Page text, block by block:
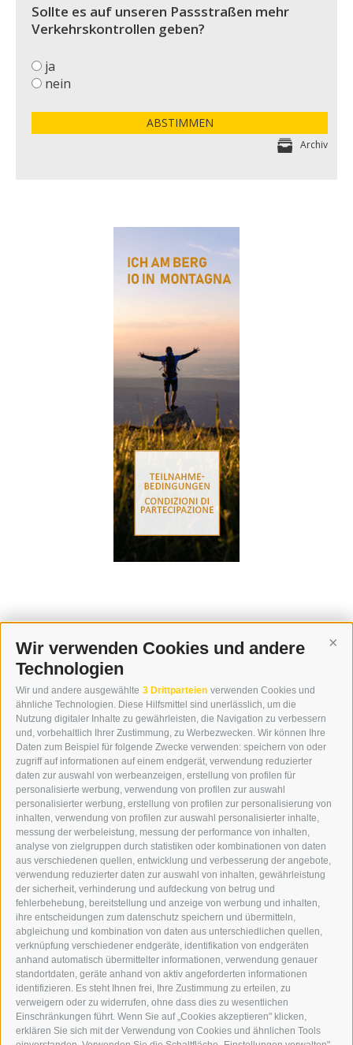
Wir verwenden Cookies und andere
Technologien
Wir und andere ausgewählte 3 Drittparteien verwenden Cookies und
ähnliche Technologien. Diese Hilfsmittel sind unerlässlich, um die
Nutzung digitaler Inhalte zu gewährleisten, die Navigation zu verbessern
und, vorbehaltlich Ihrer Zustimmung, zu Werbezwecken. Wir können Ihre
Daten zum Beispiel für folgende Zwecke verwenden: speichern von oder
zugriff auf informationen auf einem endgerät, verwendung reduzierter
daten zur auswahl von werbeanzeigen, erstellung von profilen für
personalisierte werbung, verwendung von profilen zur auswahl
personalisierter werbung, erstellung von profilen zur personalisierung von
inhalten, verwendung von profilen zur auswahl personalisierter inhalte,
messung der werbeleistung, messung der performance von inhalten,
analyse von zielgruppen durch statistiken oder kombinationen von daten
aus verschiedenen quellen, entwicklung und verbesserung der angebote,
verwendung reduzierter daten zur auswahl von inhalten, gewährleistung
der sicherheit, verhinderung und aufdeckung von betrug und
fehlerbehebung, bereitstellung und anzeige von werbung und inhalten,
ihre entscheidungen zum datenschutz speichern und übermitteln,
abgleichung und kombination von daten aus unterschiedlichen quellen,
verknüpfung verschiedener endgeräte, identifikation von endgeräten
anhand automatisch übermittelter informationen, verwendung genauer
standortdaten, geräte anhand von aktiv angeforderten informationen
identifizieren. Es steht Ihnen frei, Ihre Zustimmung zu erteilen, zu
verweigern oder zu widerrufen, ohne dass dies zu wesentlichen
Einschränkungen führt. Wenn Sie auf „Cookies akzeptieren" klicken,
erklären Sie sich mit der Verwendung von Cookies und ähnlichen Tools
Sollte es auf unseren Passstraßen mehr
Verkehrskontrollen geben?
ja
nein
ABSTIMMEN
Archiv
KONTAKT
WIPP-MEDIA GMBH
DER ERKER
NEUSTADT 20A
I-39049 STERZING
TEL.: +39 0472 766876
GRAFIK@DERERKER.IT
INFO@DERERKER.IT
BARBARA.FONTANA@DERERKER.IT
DER ERKER
WERBEN IM ERKER
ONLINE-WERBUNG
SEPA-DAUERAUFTRAG
REGELN LESERKOMMENTARE
ONLINE VOTING
SERVICE
VERANSTALTUNGSKALENDER